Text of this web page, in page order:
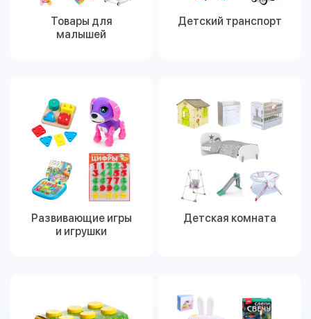
Товары для
малышей
Детский транспорт
Развивающие игры
и игрушки
Детская комната